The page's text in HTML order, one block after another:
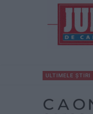
ULTIMELE ȘTIRI